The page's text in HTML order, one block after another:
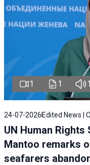
1 1 1
24-07-2026 Edited News |
UN Human
Mantoo remarks
seafarers